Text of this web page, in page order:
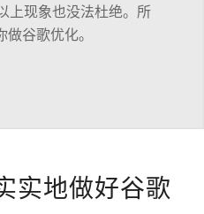
上现象也没法杜绝。所
谷歌优化。
实地做好谷歌